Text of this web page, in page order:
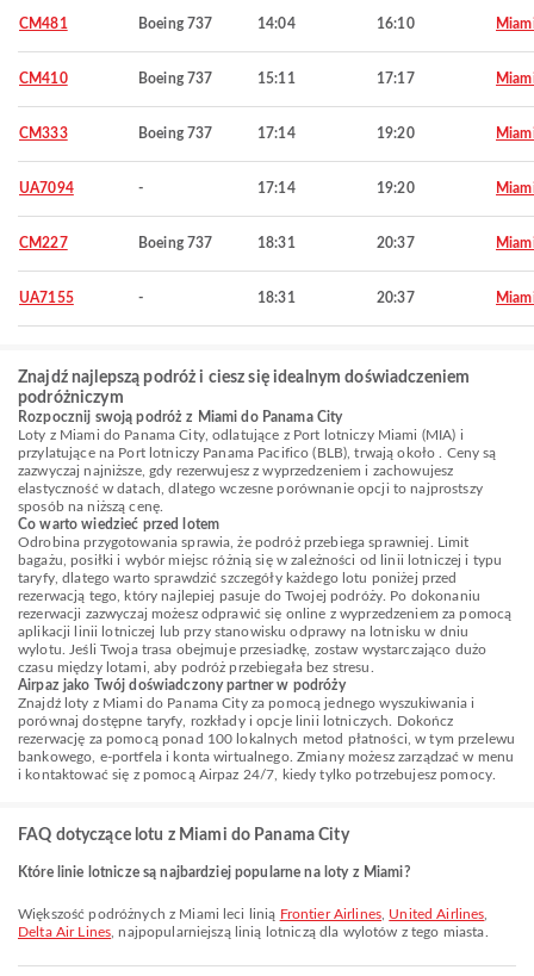
CM481 Boeing 737 14:04 16:10
CM410 Boeing 737 15:11 17:17
CM333 Boeing 737 17:14 19:20
UA7094 - 17:14 19:20
CM227 Boeing 737 18:31 20:37
UA7155 - 18:31 20:37
Znajdź najlepszą podróż i ciesz się idealnym doświadczeniem
podróżniczym
Rozpocznij swoją podróż z Miami do Panama City
Loty z Miami do Panama City, odlatujące z Port lotniczy Miami (MIA) i
przylatujące na Port lotniczy Panama Pacifico (BLB), trwają około . Ceny są
zazwyczaj najniższe, gdy rezerwujesz z wyprzedzeniem i zachowujesz
elastyczność w datach, dlatego wczesne porównanie opcji to najprostszy
sposób na niższą cenę.
Co warto wiedzieć przed lotem
Odrobina przygotowania sprawia, że podróż przebiega sprawniej. Limit
bagażu, posiłki i wybór miejsc różnią się w zależności od linii lotniczej i typu
taryfy, dlatego warto sprawdzić szczegóły każdego lotu poniżej przed
rezerwacją tego, który najlepiej pasuje do Twojej podróży. Po dokonaniu
rezerwacji zazwyczaj możesz odprawić się online z wyprzedzeniem za pomocą
aplikacji linii lotniczej lub przy stanowisku odprawy na lotnisku w dniu
wylotu. Jeśli Twoja trasa obejmuje przesiadkę, zostaw wystarczająco dużo
czasu między lotami, aby podróż przebiegała bez stresu.
Airpaz jako Twój doświadczony partner w podróży
Znajdź loty z Miami do Panama City za pomocą jednego wyszukiwania i
porównaj dostępne taryfy, rozkłady i opcje linii lotniczych. Dokończ
rezerwację za pomocą ponad 100 lokalnych metod płatności, w tym przelewu
bankowego, e-portfela i konta wirtualnego. Zmiany możesz zarządzać w menu
i kontaktować się z pomocą Airpaz 24/7, kiedy tylko potrzebujesz pomocy.
FAQ dotyczące lotu z Miami do Panama City
Które linie lotnicze są najbardziej popularne na loty z Miami?
Większość podróżnych z Miami leci linią Frontier Airlines United Airlines
Delta Air Lines , najpopularniejszą linią lotniczą dla wylotów z tego miasta.